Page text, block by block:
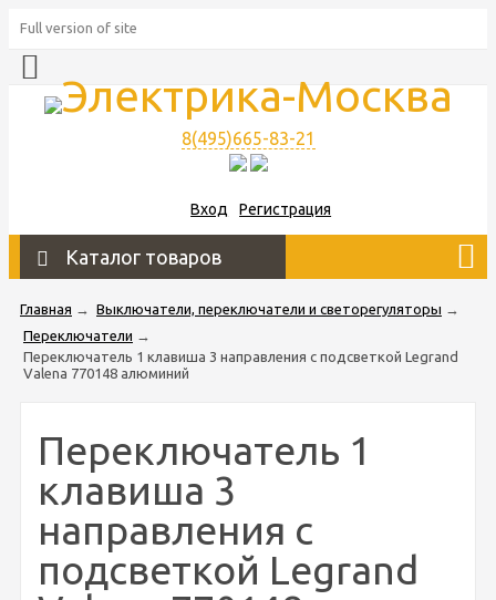
Full version of site
8(495)665-83-21
Вход Регистрация
Каталог товаров
Главная → Выключатели, переключатели и светорегуляторы →
Переключатели →
Переключатель 1 клавиша 3 направления с подсветкой Legrand
Valena 770148 алюминий
Переключатель 1
клавиша 3
направления с
подсветкой Legrand